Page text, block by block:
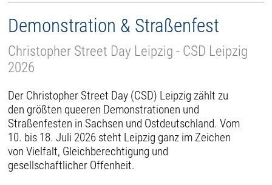
Demonstration & Straßenfest
Christopher Street Day Leipzig - CSD Leipzig
2026
Der Christopher Street Day (CSD) Leipzig zählt zu
den größten queeren Demonstrationen und
Straßenfesten in Sachsen und Ostdeutschland. Vom
10. bis 18. Juli 2026 steht Leipzig ganz im Zeichen
von Vielfalt, Gleichberechtigung und
gesellschaftlicher Offenheit.